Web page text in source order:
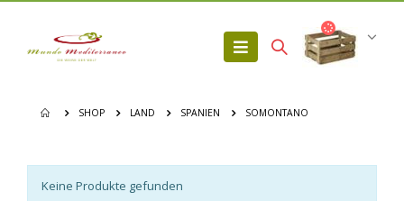
SHOP LAND SPANIEN SOMONTANO
Keine Produkte gefunden